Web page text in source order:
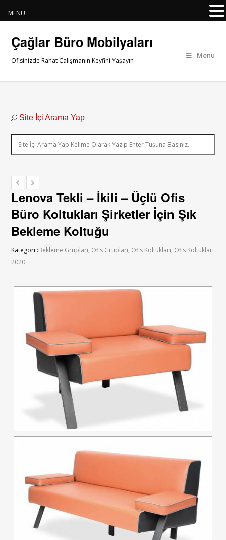
Çağlar Büro Mobilyaları
Ofisinizde Rahat Çalışmanın Keyfini Yaşayın
Menu
Site İçi Arama Yap
Lenova Tekli – İkili – Üçlü Ofis
Büro Koltukları Şirketler İçin Şık
Bekleme Koltuğu
Kategori :Bekleme Grupları, Ofis Grupları, Ofis Koltukları, Ofis Koltukları
2020
MENU